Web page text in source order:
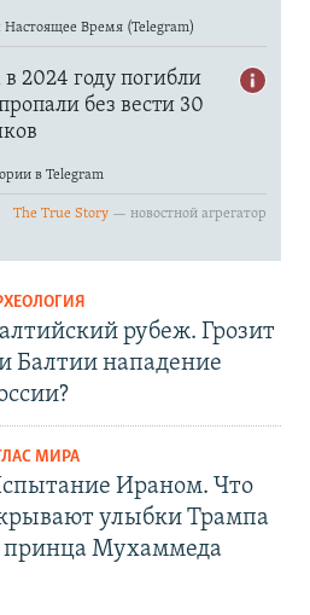
рубеж. Грозит
Балтии нападение
МИРА
Ираном. Что
улыбки Трампа
принца Мухаммеда